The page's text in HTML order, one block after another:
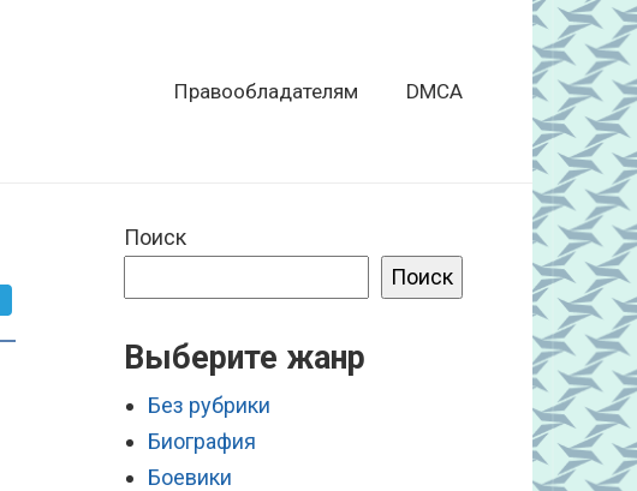
Правообладателям DMCA
Поиск
Поиск
Выберите жанр
Без рубрики
Биография
Боевики